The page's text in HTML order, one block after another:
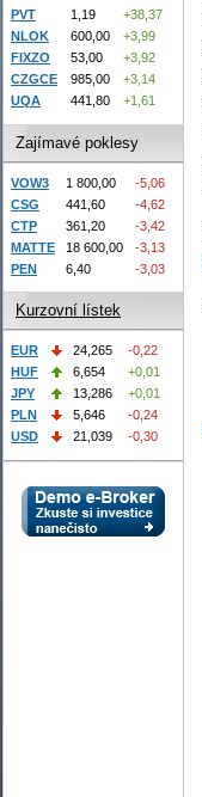
PVT 1,19
+38,37
NLOK
600,00
+3,99
FIXZO
53,00
+3,92
CZGCE
985,00
+3,14
UQA
441,80 +1,61
Zajímavé poklesy
VOW3 1 800,00
-5,06
CSG
441,60
-4,62
CTP
361,20
-3,42
MATTE
18 600,00
-3,13
PEN
6,40 -3,03
Kurzovní lístek
EUR 24,265
-0,22
HUF
6,654
+0,01
JPY
13,286
+0,01
PLN
5,646
-0,24
USD
21,039 -0,30